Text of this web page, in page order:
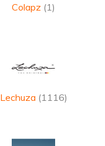
Colapz (1)
Lechuza (1116)